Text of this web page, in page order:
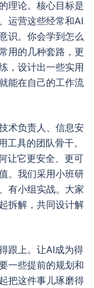
理论。核心目标是
运营这些经常和AI
识。你会学到怎么
用的几种套路，更
，设计出一些实用
能在自己的工作流
术负责人、信息安
具的团队骨干。
让它更安全、更可
。我们采用小班研
有小组实战。大家
拆解，共同设计解
跟上。让AI成为得
一些提前的规划和
把这件事儿琢磨得